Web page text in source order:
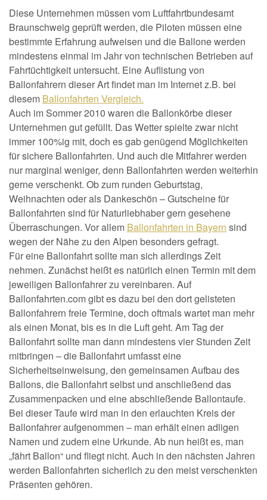
Diese Unternehmen müssen vom Luftfahrtbundesamt
Braunschweig geprüft werden, die Piloten müssen eine
bestimmte Erfahrung aufweisen und die Ballone werden
mindestens einmal im Jahr von technischen Betrieben auf
Fahrtüchtigkeit untersucht. Eine Auflistung von
Ballonfahrern dieser Art findet man im Internet z.B. bei
diesem Ballonfahrten Vergleich.
Auch im Sommer 2010 waren die Ballonkörbe dieser
Unternehmen gut gefüllt. Das Wetter spielte zwar nicht
immer 100%ig mit, doch es gab genügend Möglichkeiten
für sichere Ballonfahrten. Und auch die Mitfahrer werden
nur marginal weniger, denn Ballonfahrten werden weiterhin
gerne verschenkt. Ob zum runden Geburtstag,
Weihnachten oder als Dankeschön – Gutscheine für
Ballonfahrten sind für Naturliebhaber gern gesehene
Überraschungen. Vor allem Ballonfahrten in Bayern sind
wegen der Nähe zu den Alpen besonders gefragt.
Für eine Ballonfahrt sollte man sich allerdings Zeit
nehmen. Zunächst heißt es natürlich einen Termin mit dem
jeweiligen Ballonfahrer zu vereinbaren. Auf
Ballonfahrten.com gibt es dazu bei den dort gelisteten
Ballonfahrern freie Termine, doch oftmals wartet man mehr
als einen Monat, bis es in die Luft geht. Am Tag der
Ballonfahrt sollte man dann mindestens vier Stunden Zeit
mitbringen – die Ballonfahrt umfasst eine
Sicherheitseinweisung, den gemeinsamen Aufbau des
Ballons, die Ballonfahrt selbst und anschließend das
Zusammenpacken und eine abschließende Ballontaufe.
Bei dieser Taufe wird man in den erlauchten Kreis der
Ballonfahrer aufgenommen – man erhält einen adligen
Namen und zudem eine Urkunde. Ab nun heißt es, man
„fährt Ballon“ und fliegt nicht. Auch in den nächsten Jahren
werden Ballonfahrten sicherlich zu den meist verschenkten
Präsenten gehören.